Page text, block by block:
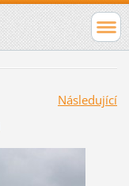
Následující